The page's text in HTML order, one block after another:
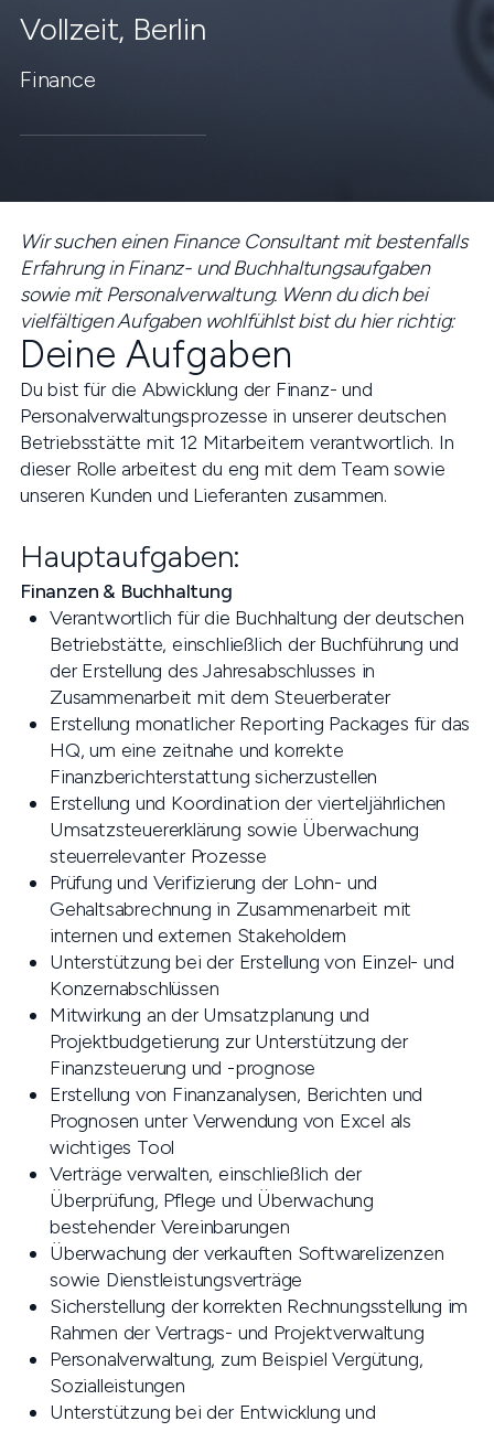
Vollzeit, Berlin
Finance
Wir suchen einen Finance Consultant mit bestenfalls
Erfahrung in Finanz- und Buchhaltungsaufgaben
sowie mit Personalverwaltung. Wenn du dich bei
vielfältigen Aufgaben wohlfühlst bist du hier richtig:
Deine Aufgaben
Du bist für die Abwicklung der Finanz- und
Personalverwaltungsprozesse in unserer deutschen
Betriebsstätte mit 12 Mitarbeitern verantwortlich. In
dieser Rolle arbeitest du eng mit dem Team sowie
unseren Kunden und Lieferanten zusammen.
Hauptaufgaben:
Finanzen & Buchhaltung
Verantwortlich für die Buchhaltung der deutschen
Betriebstätte, einschließlich der Buchführung und
der Erstellung des Jahresabschlusses in
Zusammenarbeit mit dem Steuerberater
Erstellung monatlicher Reporting Packages für das
HQ, um eine zeitnahe und korrekte
Finanzberichterstattung sicherzustellen
Erstellung und Koordination der vierteljährlichen
Umsatzsteuererklärung sowie Überwachung
steuerrelevanter Prozesse
Prüfung und Verifizierung der Lohn- und
Gehaltsabrechnung in Zusammenarbeit mit
internen und externen Stakeholdern
Unterstützung bei der Erstellung von Einzel- und
Konzernabschlüssen
Mitwirkung an der Umsatzplanung und
Projektbudgetierung zur Unterstützung der
Finanzsteuerung und -prognose
Erstellung von Finanzanalysen, Berichten und
Prognosen unter Verwendung von Excel als
wichtiges Tool
Verträge verwalten, einschließlich der
Überprüfung, Pflege und Überwachung
bestehender Vereinbarungen
Überwachung der verkauften Softwarelizenzen
sowie Dienstleistungsverträge
Sicherstellung der korrekten Rechnungsstellung im
Rahmen der Vertrags- und Projektverwaltung
Personalverwaltung, zum Beispiel Vergütung,
Sozialleistungen
Unterstützung bei der Entwicklung und